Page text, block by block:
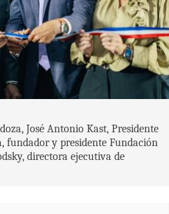
José Antonio Kast, Presidente
fundador y presidente Fundación
directora ejecutiva de